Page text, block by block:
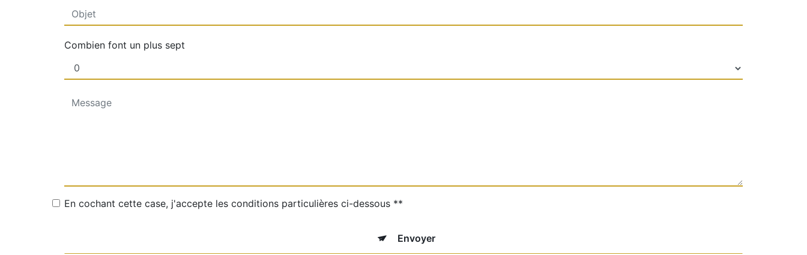
Combien font un plus sept
En cochant cette case, j'accepte les conditions particulières ci-dessous **
Envoyer